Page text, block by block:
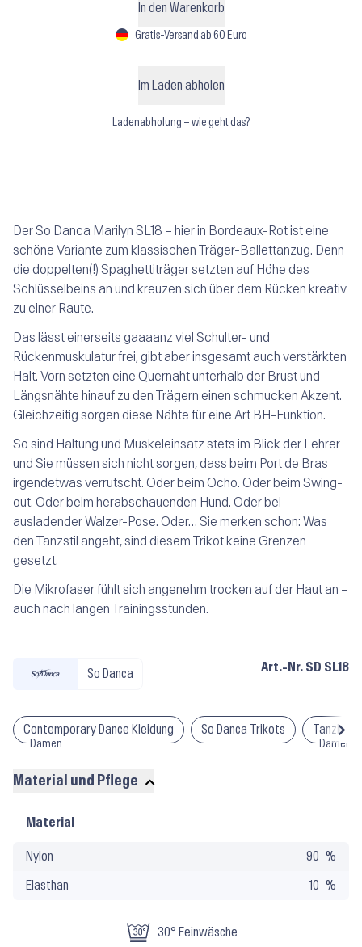
In den Warenkorb
Gratis-Versand ab 60 Euro
Im Laden abholen
Ladenabholung – wie geht das?
Der So Danca Marilyn SL18 – hier in Bordeaux-Rot ist eine
schöne Variante zum klassischen Träger-Ballettanzug. Denn
die doppelten(!) Spaghettiträger setzten auf Höhe des
Schlüsselbeins an und kreuzen sich über dem Rücken kreativ
zu einer Raute.
Das lässt einerseits gaaaanz viel Schulter- und
Rückenmuskulatur frei, gibt aber insgesamt auch verstärkten
Halt. Vorn setzten eine Quernaht unterhalb der Brust und
Längsnähte hinauf zu den Trägern einen schmucken Akzent.
Gleichzeitig sorgen diese Nähte für eine Art BH-Funktion.
So sind Haltung und Muskeleinsatz stets im Blick der Lehrer
und Sie müssen sich nicht sorgen, dass beim Port de Bras
irgendetwas verrutscht. Oder beim Ocho. Oder beim Swing-
out. Oder beim herabschauenden Hund. Oder bei
ausladender Walzer-Pose. Oder… Sie merken schon: Was
den Tanzstil angeht, sind diesem Trikot keine Grenzen
gesetzt.
Die Mikrofaser fühlt sich angenehm trocken auf der Haut an –
auch nach langen Trainingsstunden.
So Danca Art.-Nr. SD SL18
Contemporary Dance Kleidung
Damen
So Danca Trikots
Damen
Material und Pflege
Material
Pflege
Material
Nylon 90
Elasthan 10
30° Feinwäsche